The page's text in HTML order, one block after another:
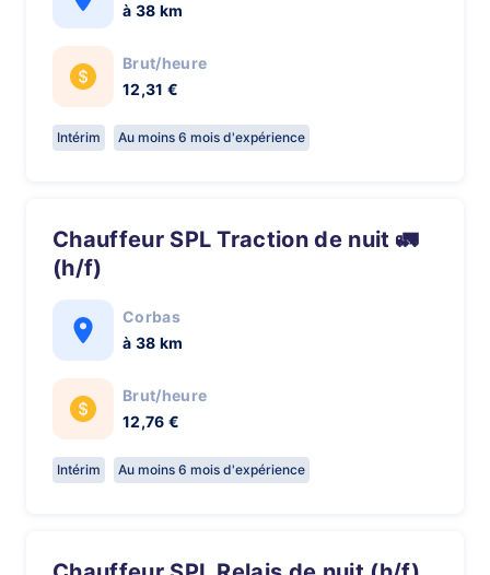
à 38 km
Brut/heure
12,31 €
Intérim Au moins 6 mois d'expérience
Chauffeur SPL Traction de nuit 🚛
(h/f)
Corbas
à 38 km
Brut/heure
12,76 €
Intérim Au moins 6 mois d'expérience